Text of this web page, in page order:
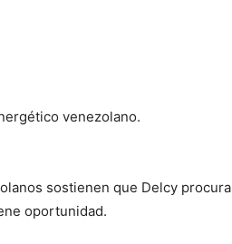
venezolano.
sostienen que Delcy procura
oportunidad.